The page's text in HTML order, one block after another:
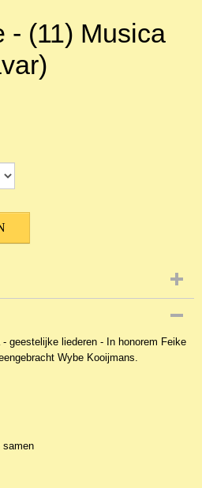
- (11) Musica
geestelijke liederen - In honorem Feike
Wybe Kooijmans.
samen